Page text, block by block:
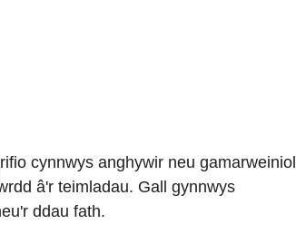
cynnwys anghywir neu gamarweiniol
â'r teimladau. Gall gynnwys
ddau fath.